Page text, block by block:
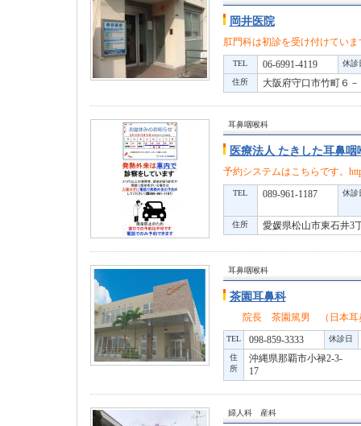
岡井医院
肛門科は初診を受け付けていま
TEL 06-6991-4119 休診
住所 大阪府守口市竹町６
耳鼻咽喉科
医療法人 たきした耳鼻咽
予約システムはこちらです。
TEL 089-961-1187 休診
住所 愛媛県松山市東石井
耳鼻咽喉科
茶園耳鼻科
院長 茶園篤男 （日本耳鼻
TEL 098-859-3333 休診日
住
所
沖縄県那覇市小禄2-3-
婦人科 産科